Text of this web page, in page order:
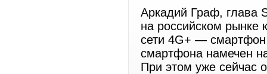
Аркадий Граф, глава
на российском рынке
сети 4G+ —
смартфона намечен
При этом уже сейчас